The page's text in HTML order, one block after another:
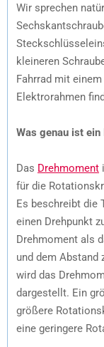
Wir sprechen
kleineren
Fahrrad mit
Elektrorahmen
Was genau ist ein
Das Drehmoment
für die
Es beschreibt die
einen Drehpunkt
Drehmoment als
und dem Abstand
wird das
dargestellt. Ein
größere
eine geringere